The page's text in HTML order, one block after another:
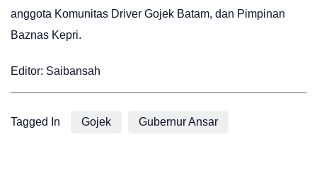
anggota Komunitas Driver Gojek Batam, dan Pimpinan
Baznas Kepri.
Editor: Saibansah
Tagged In Gojek Gubernur Ansar